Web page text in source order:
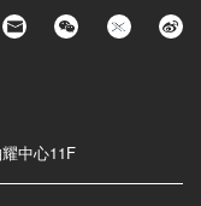
中心11F